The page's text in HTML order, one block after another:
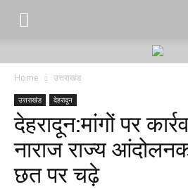
Home उत्तराखंड
उत्तराखंड देहरादून
देहरादून:मांगों पर
नाराज राज्य
छत पर चढ़े